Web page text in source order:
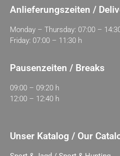
Anlieferungszeiten /
Monday – Thursday: 07:00 –
Friday: 07:00 – 11:30 h
Pausenzeiten / Breaks
09:00 – 09:20 h
12:00 – 12:40 h
Unser Katalog / Our